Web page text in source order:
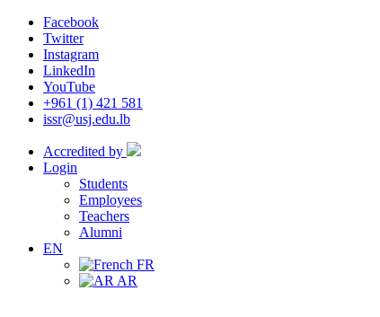
Facebook
Twitter
Instagram
LinkedIn
YouTube
+961 (1) 421 581
issr@usj.edu.lb
Accredited by
Login
Students
Employees
Teachers
Alumni
EN
FR
AR